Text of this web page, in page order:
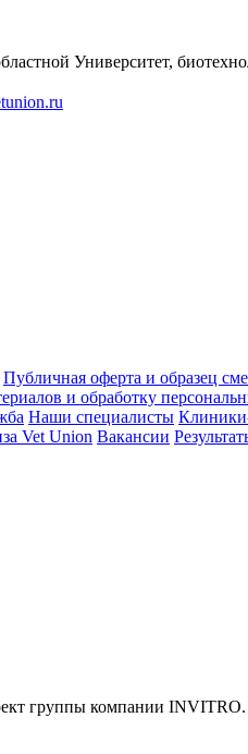
Университет,
Публичная оферта и образец
и обработку
Наши специалисты
Vet Union Вакансии
группы компании